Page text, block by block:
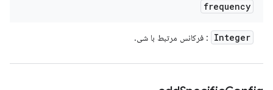
frequency
Integer : فرکانس مرتبط با شی.